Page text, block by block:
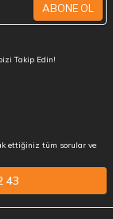
ABONE OL
Takip Edin!
ettiğiniz tüm sorular ve
43